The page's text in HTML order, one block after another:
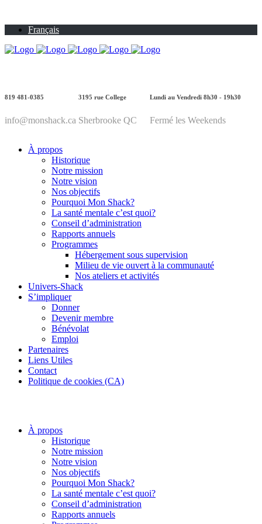
Français
819 481-0385
info@monshack.ca
3195 rue College
Sherbrooke QC
Lundi au Vendredi 8h30 - 19h30
Fermé les Weekends
À propos
Historique
Notre mission
Notre vision
Nos objectifs
Pourquoi Mon Shack?
La santé mentale c’est quoi?
Conseil d’administration
Rapports annuels
Programmes
Hébergement sous supervision
Milieu de vie ouvert à la communauté
Nos ateliers et activités
Univers-Shack
S’impliquer
Donner
Devenir membre
Bénévolat
Emploi
Partenaires
Liens Utiles
Contact
Politique de cookies (CA)
À propos
Historique
Notre mission
Notre vision
Nos objectifs
Pourquoi Mon Shack?
La santé mentale c’est quoi?
Conseil d’administration
Rapports annuels